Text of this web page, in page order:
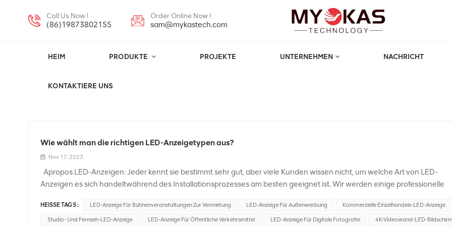
Call Us Now !
(86)19873802155
Order Online Now !
sam@mykastech.com
HEIM PRODUKTE PROJEKTE UNTERNEHMEN NACHRICHT
KONTAKTIERE UNS
LED-Anzeige Für Bühnenveranstaltungen Zur Vermietung
Wie wählt man die richtigen LED-Anzeigetypen aus?
Nov 17, 2023
Apropos LED-Anzeigen: Jeder kennt sie bestimmt sehr gut, aber viele Kunden wissen nicht, um welche Art von LED-
Anzeigen es sich handeltwährend des Installationsprozesses am besten geeignet ist. Wir werden einige professionelle
solche mit einem Lampenperlenabstand von weniger als P2,5 als Small-Pitch-Displays bezeichnet. In der Regel werden
Displays mit kleinem Bildschirmabstand verwendetHochleistungs-Treiber-ICs. Sie sind hochhell, nahtlos, leicht und flexibel
HEISSE TAGS : LED-Anzeige Für Bühnenveranstaltungen Zur Vermietung LED-Anzeige Für Außenwerbung Kommerzielle Einzelhandels-LED-Anzeige
Studio- Und Fernseh-LED-Anzeige LED-Anzeige Für Öffentliche Verkehrsmittel LED-Anzeige Für Digitale Fotografie 4K-Videowand-LED-Bildschirm